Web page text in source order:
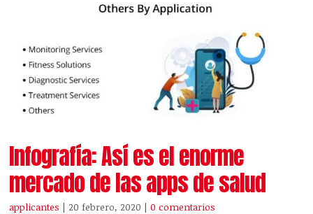
Infografía: Así es el enorme
mercado de las apps de salud
applicantes | 20 febrero, 2020 |0 comentarios